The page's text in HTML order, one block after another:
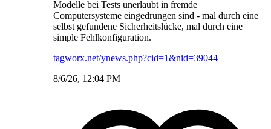
Modelle bei Tests unerlaubt in fremde
Computersysteme eingedrungen sind - mal durch eine
selbst gefundene Sicherheitslücke, mal durch eine
simple Fehlkonfiguration.
tagworx.net/ynews.php?cid=1&nid=39044
8/6/26, 12:04 PM